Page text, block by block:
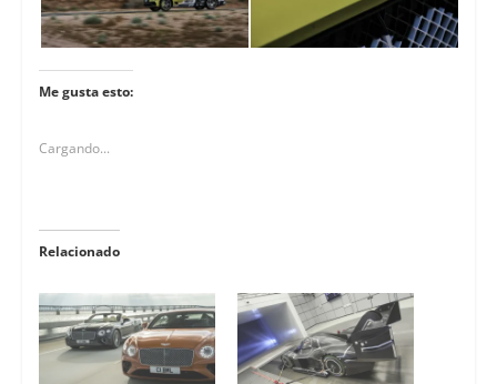
Me gusta esto:
Cargando...
Relacionado